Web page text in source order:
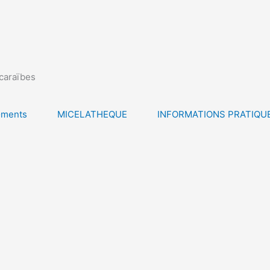
MICELATHEQUE INFORMATIONS